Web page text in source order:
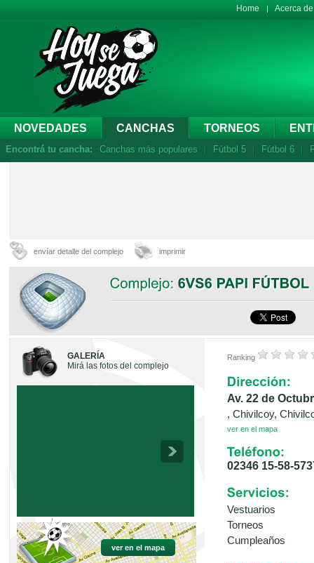
Home Acerca
NOVEDADES CANCHAS TORNEOS
Encontrá tu cancha: Canchas más populares Fútbol 5 Fútbol 6
envíar detalle del complejo imprimir
GALERÍA
Mirá las fotos del complejo
ver en el mapa
Ranking
Av. 22 de
, Chivilcoy,
ver en el mapa
02346 15-58-
Vestuarios
Torneos
Cumpleaños